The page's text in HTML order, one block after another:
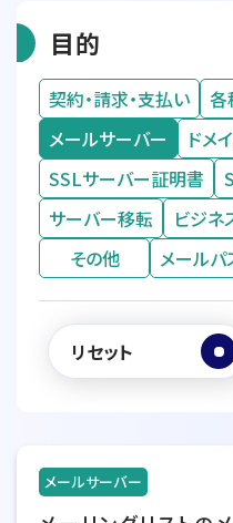
目的
契約・請求・支払い 各
メールサーバー
ドメ
SSLサーバー証明書
サーバー移転
ビジネ
その他
メール
リセット
メールサーバー